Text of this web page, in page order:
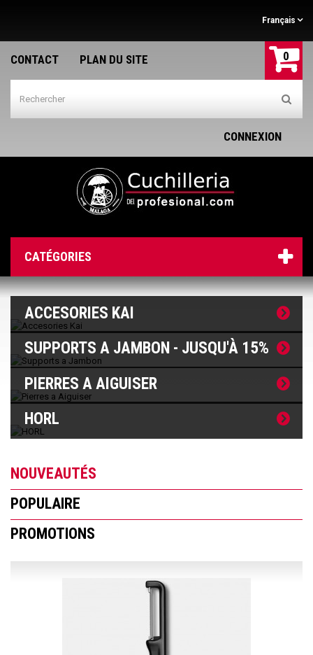
Français
CONTACT PLAN DU SITE 0
CONNEXION
CATÉGORIES
ACCESORIES KAI
SUPPORTS A JAMBON - JUSQU'À 15%
PIERRES A AIGUISER
HORL
NOUVEAUTÉS
POPULAIRE
PROMOTIONS